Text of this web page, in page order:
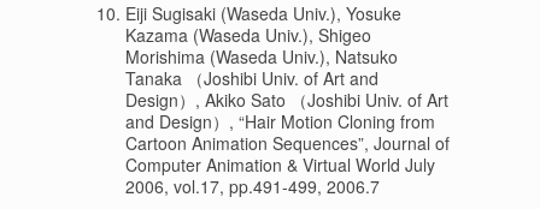
Eiji Sugisaki (Waseda Univ.), Yosuke
Kazama (Waseda Univ.), Shigeo
Morishima (Waseda Univ.), Natsuko
Tanaka （Joshibi Univ. of Art and
Design）, Akiko Sato （Joshibi Univ. of Art
and Design）, “Hair Motion Cloning from
Cartoon Animation Sequences”, Journal of
Computer Animation & Virtual World July
2006, vol.17, pp.491-499, 2006.7